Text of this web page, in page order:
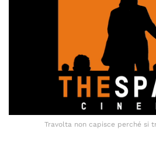
Travolta non capisce perché si